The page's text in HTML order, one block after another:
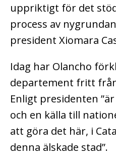
uppriktigt för det
process av
president Xiomara
Idag har Olancho
departement fritt
Enligt presidenten
och en källa till
att göra det här, i
denna älskade stad”.